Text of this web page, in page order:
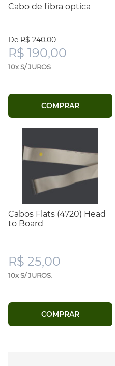
Cabo de fibra optica
De R$ 240,00
R$ 190,00
10x S/ JUROS
COMPRAR
Cabos Flats (4720) Head
to Board
R$ 25,00
10x S/ JUROS
COMPRAR